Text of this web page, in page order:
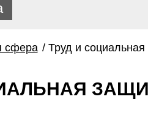
сфера / Труд и